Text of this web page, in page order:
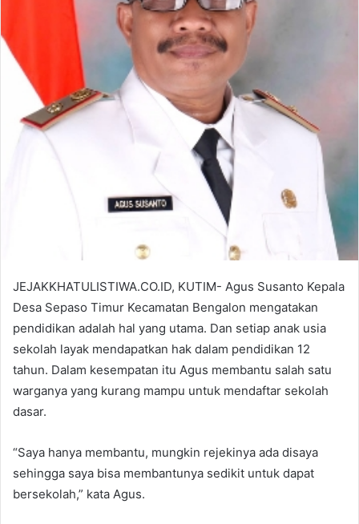
JEJAKKHATULISTIWA.CO.ID, KUTIM- Agus Susanto Kepala
Desa Sepaso Timur Kecamatan Bengalon mengatakan
pendidikan adalah hal yang utama. Dan setiap anak usia
sekolah layak mendapatkan hak dalam pendidikan 12
tahun. Dalam kesempatan itu Agus membantu salah satu
warganya yang kurang mampu untuk mendaftar sekolah
dasar.
“Saya hanya membantu, mungkin rejekinya ada disaya
sehingga saya bisa membantunya sedikit untuk dapat
bersekolah,” kata Agus.